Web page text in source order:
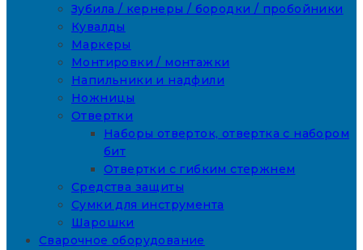
Зубила / кернеры / бородки / пробойники
Кувалды
Маркеры
Монтировки / монтажки
Напильники и надфили
Ножницы
Отвертки
Наборы отверток, отвертка с набором
бит
Отвертки с гибким стержнем
Средства защиты
Сумки для инструмента
Шарошки
Сварочное оборудование